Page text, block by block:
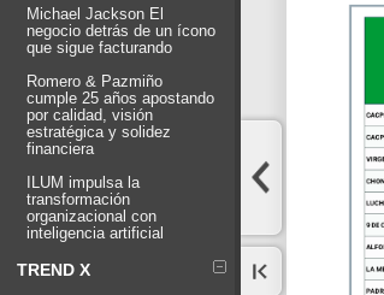
Michael Jackson El
negocio detrás de un ícono
que sigue facturando
Romero & Pazmiño
cumple 25 años apostando
por calidad, visión
estratégica y solidez
financiera
ILUM impulsa la
transformación
organizacional con
inteligencia artificial
TREND X